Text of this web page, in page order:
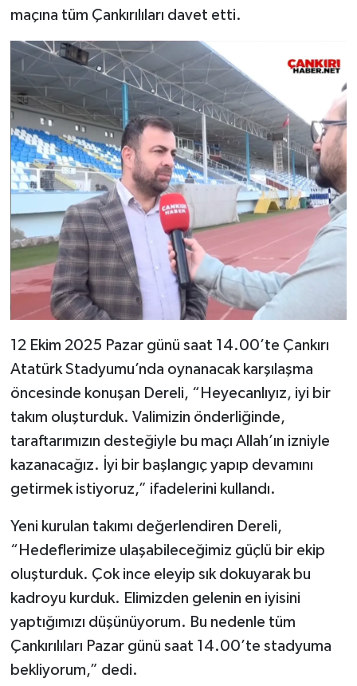
Çankırı Haber (@cankirihabernet)'in paylaştığı bir gönderi
maçına tüm Çankırılıları davet etti.
12 Ekim 2025 Pazar günü saat 14.00’te Çankırı
Atatürk Stadyumu’nda oynanacak karşılaşma
öncesinde konuşan Dereli, “Heyecanlıyız, iyi bir
takım oluşturduk. Valimizin önderliğinde,
taraftarımızın desteğiyle bu maçı Allah’ın izniyle
kazanacağız. İyi bir başlangıç yapıp devamını
getirmek istiyoruz,” ifadelerini kullandı.
Yeni kurulan takımı değerlendiren Dereli,
“Hedeflerimize ulaşabileceğimiz güçlü bir ekip
oluşturduk. Çok ince eleyip sık dokuyarak bu
kadroyu kurduk. Elimizden gelenin en iyisini
yaptığımızı düşünüyorum. Bu nedenle tüm
Çankırılıları Pazar günü saat 14.00’te stadyuma
bekliyorum,” dedi.